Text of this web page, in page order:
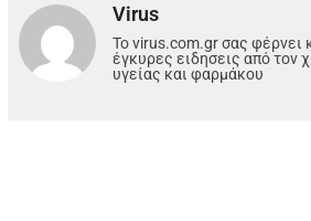
Virus
Το virus.com.gr σας φέρνει
έγκυρες ειδησεις από τον
υγείας και φαρμάκου